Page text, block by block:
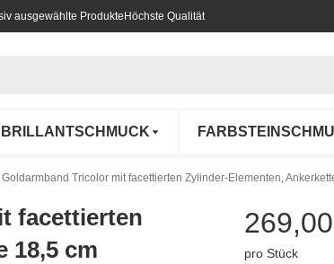
ausgewählte Produkte Höchste Qualität
BRILLANTSCHMUCK
Tricolor mit facettierten Zylinder-Elementen,
facettierten
18,5 cm
pro Stück